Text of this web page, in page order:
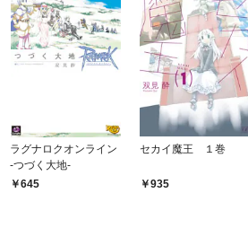
ラグナロクオンライン
-つづく大地-
645
セカイ魔王 １巻
935